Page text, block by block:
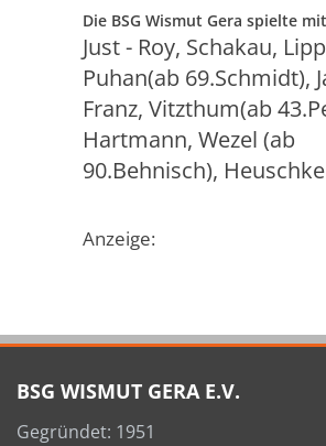
Die BSG Wismut Gera spielte
Just - Roy, Schakau,
Puhan(ab 69.Schmidt),
Franz, Vitzthum(ab
Hartmann, Wezel (ab
90.Behnisch),
Anzeige:
BSG WISMUT GERA E.V.
Gegründet: 1951